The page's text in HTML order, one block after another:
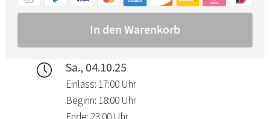
Sa., 04.10.25
Einlass: 17:00 Uhr
Beginn: 18:00 Uhr